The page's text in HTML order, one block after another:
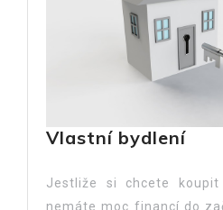
Vlastní bydlení
Jestliže si chcete
nemáte moc financí do